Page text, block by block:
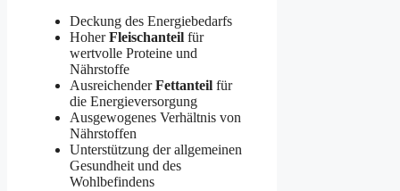
Deckung des Energiebedarfs
HoherFleischanteil für
wertvolle Proteine und
Nährstoffe
AusreichenderFettanteil für
die Energieversorgung
Ausgewogenes Verhältnis von
Nährstoffen
Unterstützung der allgemeinen
Gesundheit und des
Wohlbefindens